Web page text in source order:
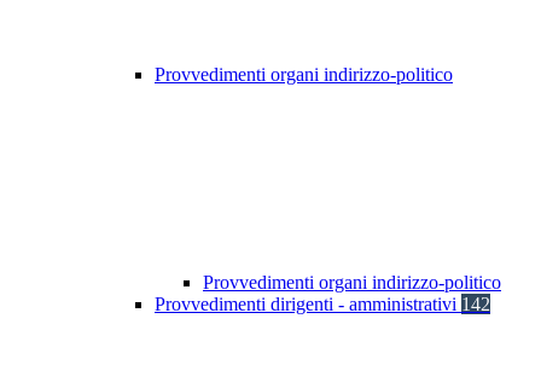
Provvedimenti organi indirizzo-politico
Provvedimenti organi indirizzo-politico
Provvedimenti dirigenti - amministrativi 142